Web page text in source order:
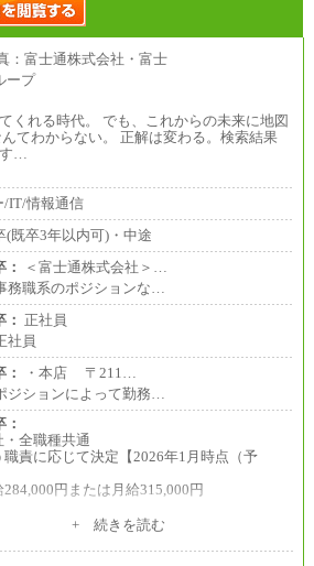
キャリアサイトよりご確認ください。
ビジネストランスフォーム
給205,000～225,000円＋地域間調整給
合職 月給185,000円＋地域間調整給
データサービス ※2027年新卒募集終了
給186,000～194,000円＋地域手当
JTBキャリアサイトよりご確認ください。
タルイノベーション(株)
給224,500～242,600円＋地域手当
キャリアサイトよりご確認ください。
員コース＞
ジネストランスフォーム
職 月給185,000～195,000円
キャリアサイトよりご確認ください。
パブリッシング ※2027年新卒募集終了
給241,000円
円以上
円以上
円以上
円～37万円
円～25万円
円～48万円
円以上
200,000円〜月給400,000円
円以上
円以上
くれる時代。 でも、これからの未来に地図
てわからない。 正解は変わる。検索結果
す…
/IT/情報通信
(既卒3年以内可)・中途
＜富士通株式会社＞…
務職系のポジションな…
正社員
社員
・本店 〒211…
ジションによって勤務…
・全職種共通
に応じて決定【2026年1月時点（予
円または月給315,000円
早期から、自律的な業務遂行が求めら
+ 続きを読む